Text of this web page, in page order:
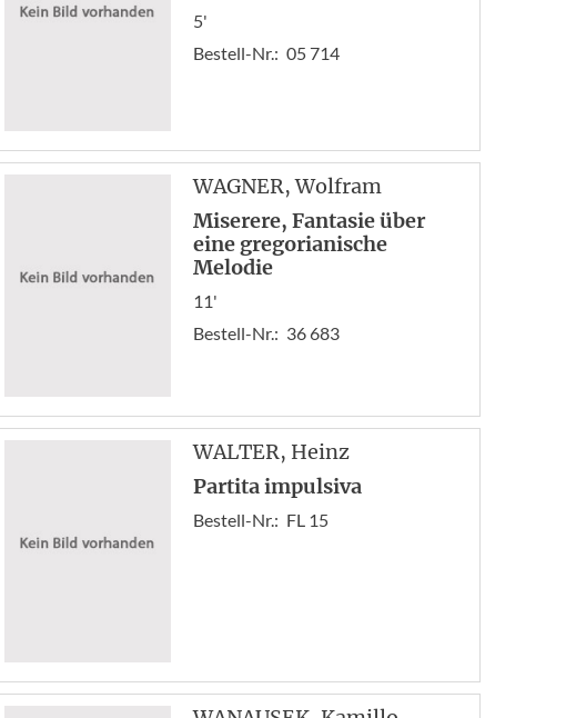
5'
Bestell-Nr.: 05 714
WAGNER, Wolfram
Miserere, Fantasie über
eine gregorianische
Melodie
11'
Bestell-Nr.: 36 683
WALTER, Heinz
Partita impulsiva
Bestell-Nr.: FL 15